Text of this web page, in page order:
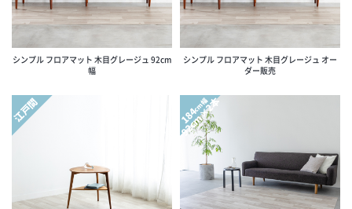
シンプル フロアマット 木目グレージュ 92cm
幅
シンプル フロアマット 木目グレージュ オー
ダー販売
江戸間 184cm幅
92cm×2本